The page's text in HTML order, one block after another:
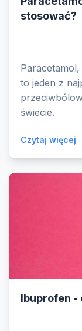
stosować?
to jeden z
świecie.
Czytaj więcej
Ibuprofen -